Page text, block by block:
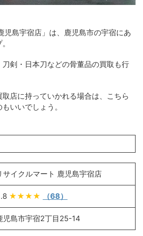
児島宇宿店」は、鹿児島市の宇宿にあ
剣・日本刀などの骨董品の買取も行
店に持っていかれる場合は、こちら
いいでしょう。
サイクルマート 鹿児島宇宿店
★★★★ （68）
児島市宇宿2丁目25-14